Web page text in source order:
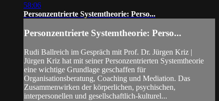
58:06
Personzentrierte Systemtheorie: Perso...
Personzentrierte Systemtheorie: Perso...
Rudi Ballreich im Gespräch mit Prof. Dr. Jürgen Kriz |
Jürgen Kriz hat mit seiner Personzentrierten Systemtheorie
eine wichtige Grundlage geschaffen für
Organisationsberatung, Coaching und Mediation. Das
Zusammenwirken der körperlichen, psychischen,
interpersonellen und gesellschaftlich-kulturel...